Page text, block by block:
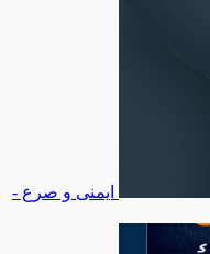
ایمنی و صرع -